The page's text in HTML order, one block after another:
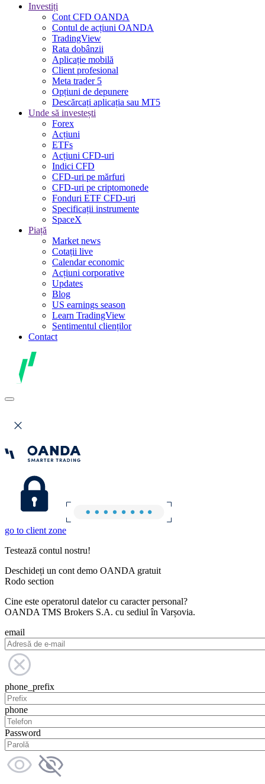
Investiți
Cont CFD OANDA
Contul de acțiuni OANDA
TradingView
Rata dobânzii
Aplicație mobilă
Client profesional
Meta trader 5
Opțiuni de depunere
Descărcați aplicația sau MT5
Unde să investești
Forex
Acțiuni
ETFs
Acțiuni CFD-uri
Indici CFD
CFD-uri pe mărfuri
CFD-uri pe criptomonede
Fonduri ETF CFD-uri
Specificații instrumente
SpaceX
Piață
Market news
Cotații live
Calendar economic
Acțiuni corporative
Updates
Blog
US earnings season
Learn TradingView
Sentimentul clienților
Contact
go to client zone
Testează contul nostru!
Deschideți un cont demo OANDA gratuit
Rodo section
Cine este operatorul datelor cu caracter personal?
OANDA TMS Brokers S.A. cu sediul în Varșovia.
email
phone_prefix
phone
Password